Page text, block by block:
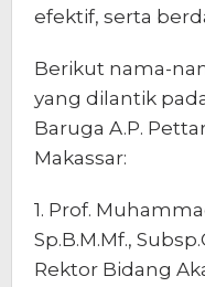
efektif, serta
Berikut nama-
yang dilantik
Baruga A.P.
Makassar:
1. Prof.
Sp.B.M.Mf.,
Rektor Bidang